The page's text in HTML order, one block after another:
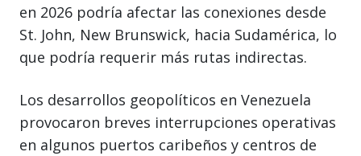
en 2026 podría afectar las conexiones desde
St. John, New Brunswick, hacia Sudamérica, lo
que podría requerir más rutas indirectas.
Los desarrollos geopolíticos en Venezuela
provocaron breves interrupciones operativas
en algunos puertos caribeños y centros de